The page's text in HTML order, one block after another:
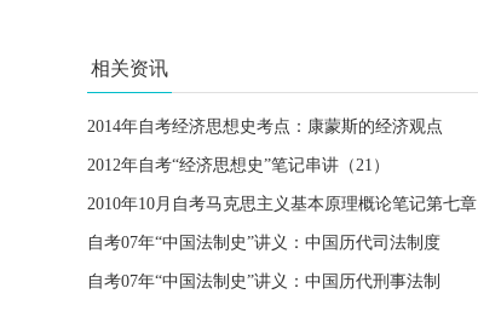
相关资讯
2014年自考经济思想史考点：康蒙斯的经济观点
2012年自考“经济思想史”笔记串讲（21）
2010年10月自考马克思主义基本原理概论笔记第七章
自考07年“中国法制史”讲义：中国历代司法制度
自考07年“中国法制史”讲义：中国历代刑事法制